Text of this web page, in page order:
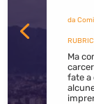
da
Ma
fate a